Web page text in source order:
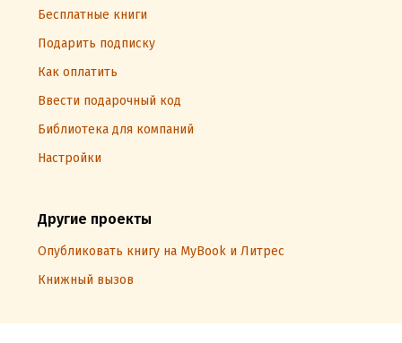
Бесплатные книги
Подарить подписку
Как оплатить
Ввести подарочный код
Библиотека для компаний
Настройки
Другие проекты
Опубликовать книгу на MyBook и Литрес
Книжный вызов